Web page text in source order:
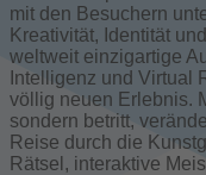
mit den Besuchern
Kreativität, Identität
weltweit einzigartige
Intelligenz und Virtual
völlig neuen Erlebnis.
sondern betritt,
Reise durch die
Rätsel, interaktive